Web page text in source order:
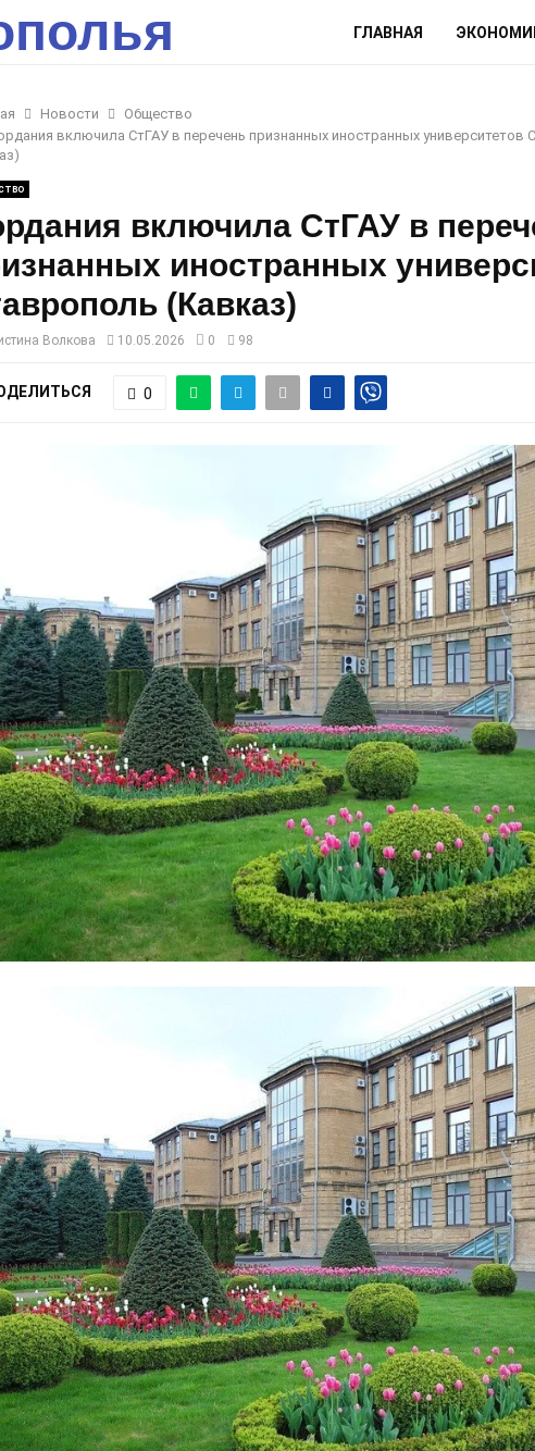
ГЛАВНАЯ
Новости
Общество
включила СтГАУ в перечень признанных иностранных университетов
включила СтГАУ в
иностранных
(Кавказ)
Волкова 10.05.2026 0 98
0